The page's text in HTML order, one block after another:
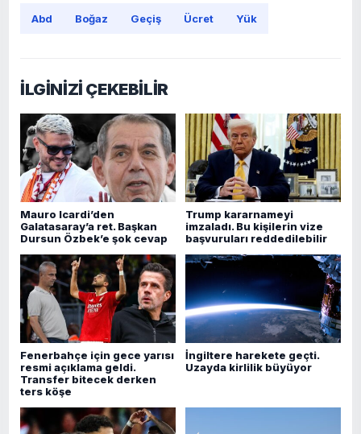
Abd Boğaz Geçiş Ücret Yük
İLGİNİZİ ÇEKEBİLİR
Mauro Icardi’den
Galatasaray’a ret. Başkan
Dursun Özbek’e şok cevap
Trump kararnameyi
imzaladı. Bu kişilerin vize
başvuruları reddedilebilir
Fenerbahçe için gece yarısı
resmi açıklama geldi.
Transfer bitecek derken
ters köşe
İngiltere harekete geçti.
Uzayda kirlilik büyüyor